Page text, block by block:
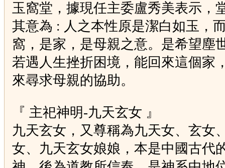
玉窩堂，據現任主委盧秀美表示，
其意為 : 人之本性原是潔白如玉，
窩，是家，是母親之意。是希望塵
若遇人生挫折困境，能回來這個家
來尋求母親的協助。
『 主祀神明-九天玄女 』
九天玄女，又尊稱為九天女、玄女
女、九天玄女娘娘，本是中國古代